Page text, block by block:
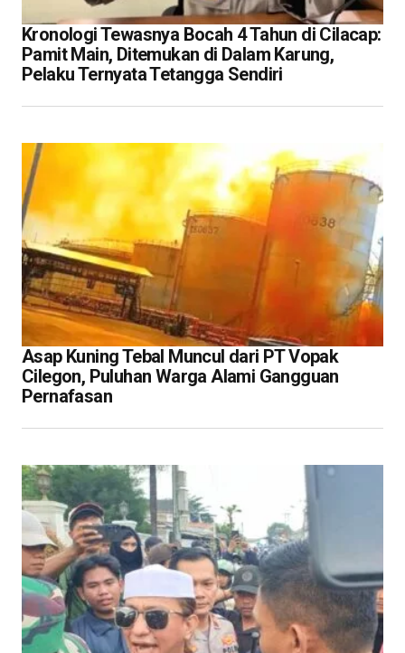
Kronologi Tewasnya Bocah 4 Tahun di Cilacap:
Pamit Main, Ditemukan di Dalam Karung,
Pelaku Ternyata Tetangga Sendiri
Asap Kuning Tebal Muncul dari PT Vopak
Cilegon, Puluhan Warga Alami Gangguan
Pernafasan